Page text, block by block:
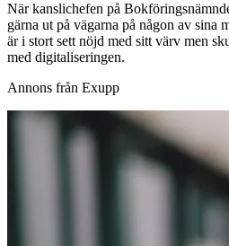
När kanslichefen på
gärna ut på vägarna på någon av sina
är i stort sett nöjd med sitt värv men
med digitaliseringen.
Annons från Exupp